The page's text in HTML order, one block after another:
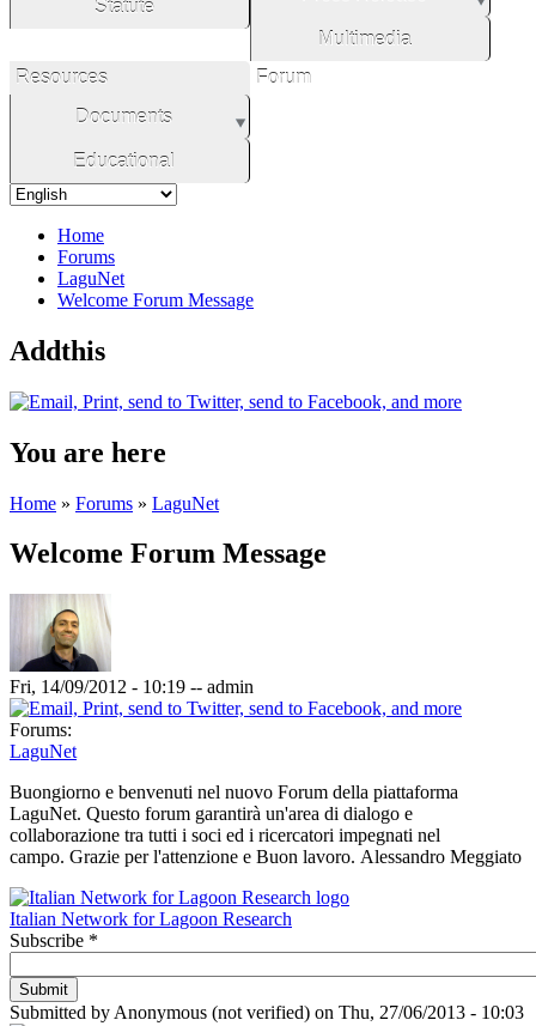
Statute
Multimedia
Resources
Documents
Educational
Forum
Home
Forums
LaguNet
Welcome Forum Message
Addthis
You are here
Home » Forums » LaguNet
Welcome Forum Message
Fri, 14/09/2012 - 10:19 -- admin
Forums:
LaguNet
Buongiorno e benvenuti nel nuovo Forum della piattaforma
LaguNet. Questo forum garantirà un'area di dialogo e
collaborazione tra tutti i soci ed i ricercatori impegnati nel
campo. Grazie per l'attenzione e Buon lavoro. Alessandro Meggiato
Italian Network for Lagoon Research
Subscribe *
Submitted by Anonymous (not verified) on Thu, 27/06/2013 - 10:03